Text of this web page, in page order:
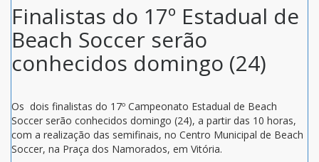
Finalistas do 17º Estadual de
Beach Soccer serão
conhecidos domingo (24)
Os dois finalistas do 17º Campeonato Estadual de Beach
Soccer serão conhecidos domingo (24), a partir das 10 horas,
com a realização das semifinais, no Centro Municipal de Beach
Soccer, na Praça dos Namorados, em Vitória.